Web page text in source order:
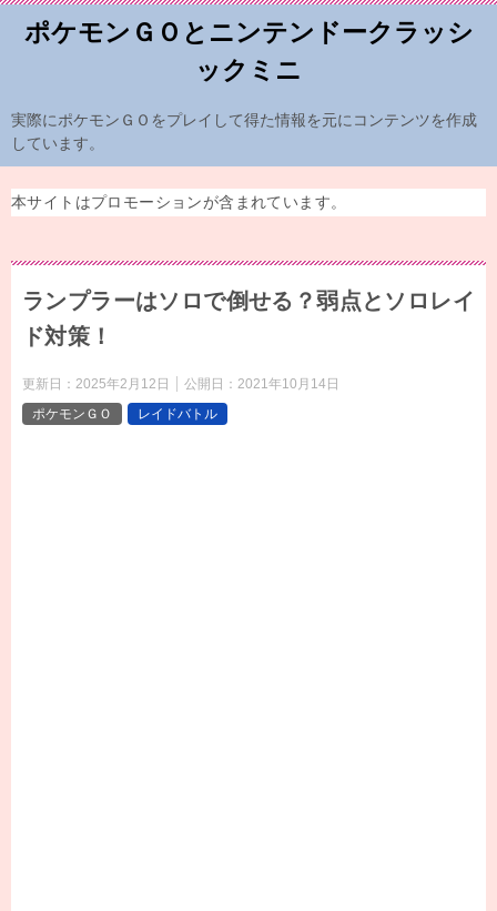
ポケモンＧＯとニンテンドークラッシ
ックミニ
実際にポケモンＧＯをプレイして得た情報を元にコンテンツを作成
しています。
本サイトはプロモーションが含まれています。
ランプラーはソロで倒せる？弱点とソロレイ
ド対策！
更新日： 2025年2月12日 公開日： 2021年10月14日
ポケモンＧＯ
レイドバトル